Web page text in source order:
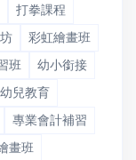
打拳課程
彩虹繪畫班
班
幼小銜接
幼兒教育
專業會計補習
畫班